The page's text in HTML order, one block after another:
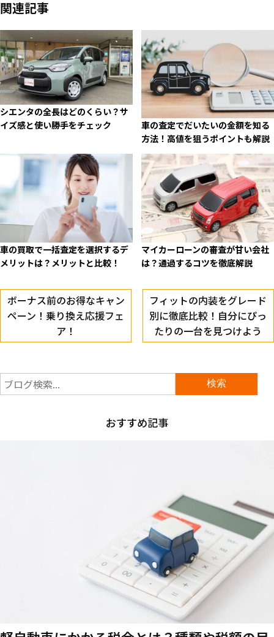
関連記事
シエンタの全長はどのくらい？サ
イズ感と使い勝手をチェック
車の査定でだいたいの金額を知る
方法！高値を狙うポイントも解説
車の買取で一括査定を選択するデ
メリットは？メリットと比較！
マイカーローンの審査が甘い会社
は？通過するコツを徹底解説
ボーナス前のお得なキャン
ペーン！乗り換え応援フェ
ア！
フィットの内装をグレード
別に徹底比較！自分にぴっ
たりの一台を見つけよう
おすすめ記事